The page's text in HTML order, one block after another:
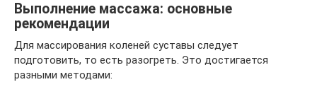
Выполнение массажа: основные
рекомендации
Для массирования коленей суставы следует
подготовить, то есть разогреть. Это достигается
разными методами: